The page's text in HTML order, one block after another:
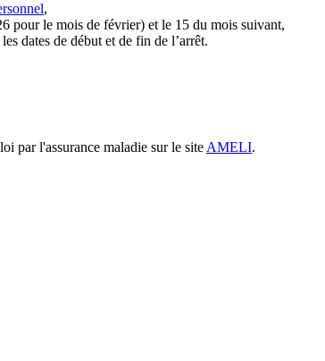
,
pour le mois de février) et le 15 du mois suivant,
dates de début et de fin de l’arrêt.
par l'assurance maladie sur le site AMELI.